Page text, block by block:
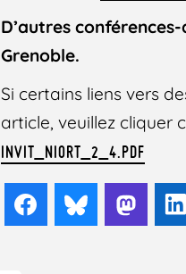
D’autres
Grenoble.
Si certains liens vers
article, veuillez cliquer
INVIT_NIORT_2_4.PDF
FacebookBluesky